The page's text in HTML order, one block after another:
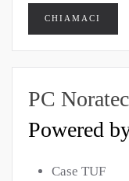
CHIAMACI
PC
Powered
Case TUF